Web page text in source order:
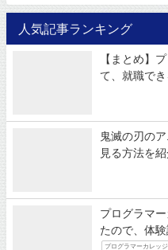
人気記事ランキング
【まとめ】
て、就職でき
鬼滅の刃の
見る方法を
プログラマ
たので、体験
プログラマーカレッジ